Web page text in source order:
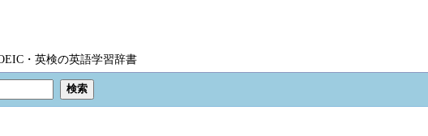
・英検の英語学習辞書